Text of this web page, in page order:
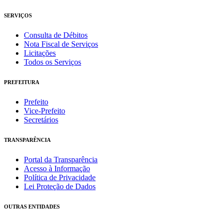
SERVIÇOS
Consulta de Débitos
Nota Fiscal de Serviços
Licitações
Todos os Serviços
PREFEITURA
Prefeito
Vice-Prefeito
Secretários
TRANSPARÊNCIA
Portal da Transparência
Acesso à Informação
Política de Privacidade
Lei Proteção de Dados
OUTRAS ENTIDADES